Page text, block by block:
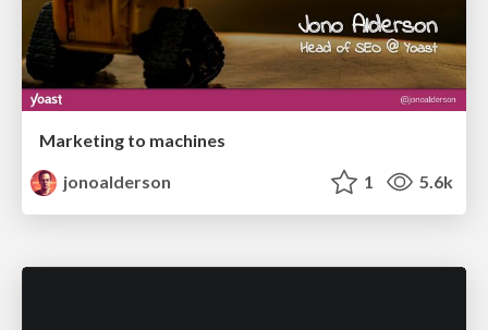
Marketing to machines
jonoalderson
1 5.6k